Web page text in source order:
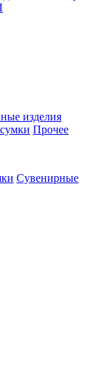
изделия
Прочее
Сувенирные